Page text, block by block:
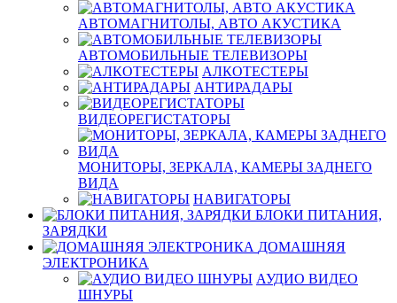
АВТОМАГНИТОЛЫ, АВТО АКУСТИКА
АВТОМОБИЛЬНЫЕ ТЕЛЕВИЗОРЫ
АЛКОТЕСТЕРЫ
АНТИРАДАРЫ
ВИДЕОРЕГИСТАТОРЫ
МОНИТОРЫ, ЗЕРКАЛА, КАМЕРЫ ЗАДНЕГО
ВИДА
НАВИГАТОРЫ
БЛОКИ ПИТАНИЯ,
ЗАРЯДКИ
ДОМАШНЯЯ
ЭЛЕКТРОНИКА
АУДИО ВИДЕО
ШНУРЫ